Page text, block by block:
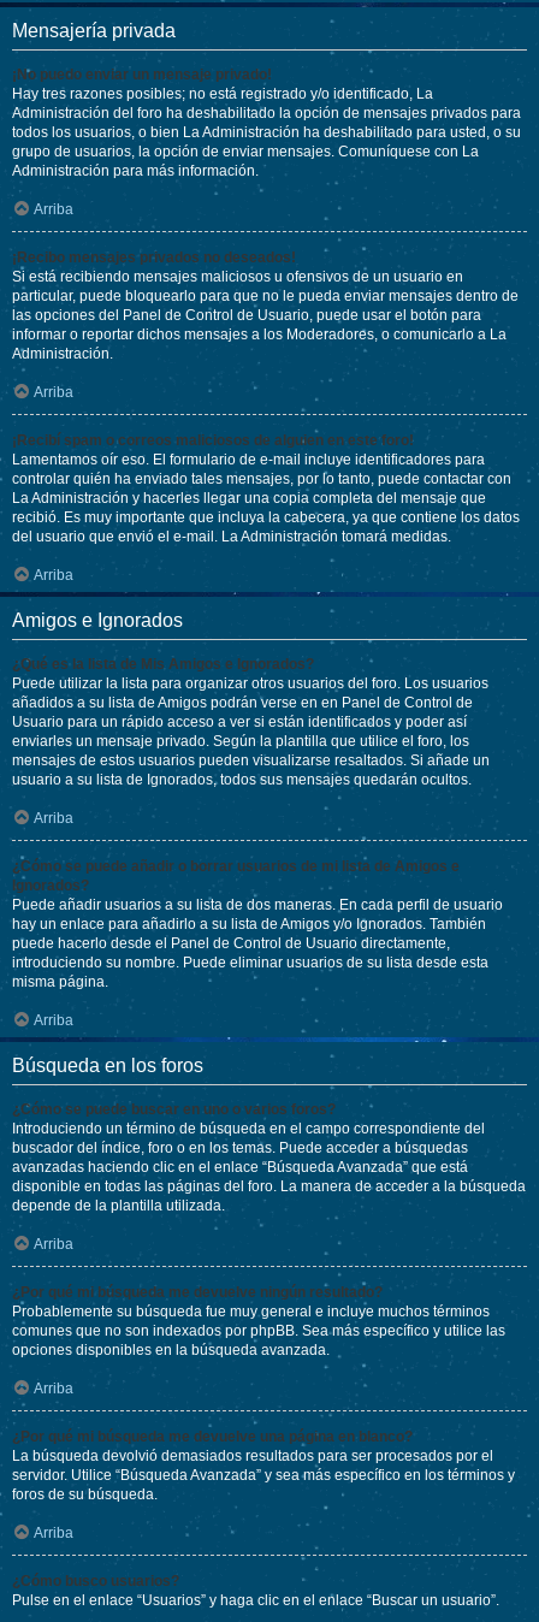
Mensajería privada
¡No puedo enviar un mensaje privado!
Hay tres razones posibles; no está registrado y/o identificado, La
Administración del foro ha deshabilitado la opción de mensajes privados para
todos los usuarios, o bien La Administración ha deshabilitado para usted, o su
grupo de usuarios, la opción de enviar mensajes. Comuníquese con La
Administración para más información.
Arriba
¡Recibo mensajes privados no deseados!
Si está recibiendo mensajes maliciosos u ofensivos de un usuario en
particular, puede bloquearlo para que no le pueda enviar mensajes dentro de
las opciones del Panel de Control de Usuario, puede usar el botón para
informar o reportar dichos mensajes a los Moderadores, o comunicarlo a La
Administración.
Arriba
¡Recibí spam o correos maliciosos de alguien en este foro!
Lamentamos oír eso. El formulario de e-mail incluye identificadores para
controlar quién ha enviado tales mensajes, por lo tanto, puede contactar con
La Administración y hacerles llegar una copia completa del mensaje que
recibió. Es muy importante que incluya la cabecera, ya que contiene los datos
del usuario que envió el e-mail. La Administración tomará medidas.
Arriba
Amigos e Ignorados
¿Qué es la lista de Mis Amigos e Ignorados?
Puede utilizar la lista para organizar otros usuarios del foro. Los usuarios
añadidos a su lista de Amigos podrán verse en en Panel de Control de
Usuario para un rápido acceso a ver si están identificados y poder así
enviarles un mensaje privado. Según la plantilla que utilice el foro, los
mensajes de estos usuarios pueden visualizarse resaltados. Si añade un
usuario a su lista de Ignorados, todos sus mensajes quedarán ocultos.
Arriba
¿Cómo se puede añadir o borrar usuarios de mi lista de Amigos e
Ignorados?
Puede añadir usuarios a su lista de dos maneras. En cada perfil de usuario
hay un enlace para añadirlo a su lista de Amigos y/o Ignorados. También
puede hacerlo desde el Panel de Control de Usuario directamente,
introduciendo su nombre. Puede eliminar usuarios de su lista desde esta
misma página.
Arriba
Búsqueda en los foros
¿Cómo se puede buscar en uno o varios foros?
Introduciendo un término de búsqueda en el campo correspondiente del
buscador del índice, foro o en los temas. Puede acceder a búsquedas
avanzadas haciendo clic en el enlace “Búsqueda Avanzada” que está
disponible en todas las páginas del foro. La manera de acceder a la búsqueda
depende de la plantilla utilizada.
Arriba
¿Por qué mi búsqueda me devuelve ningún resultado?
Probablemente su búsqueda fue muy general e incluye muchos términos
comunes que no son indexados por phpBB. Sea más específico y utilice las
opciones disponibles en la búsqueda avanzada.
Arriba
¿Por qué mi búsqueda me devuelve una página en blanco?
La búsqueda devolvió demasiados resultados para ser procesados por el
servidor. Utilice “Búsqueda Avanzada” y sea más específico en los términos y
foros de su búsqueda.
Arriba
¿Cómo busco usuarios?
Pulse en el enlace “Usuarios” y haga clic en el enlace “Buscar un usuario”.